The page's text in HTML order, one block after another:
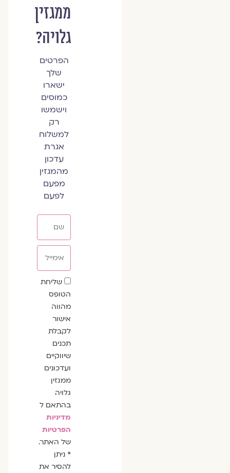
ממגזין
גלויה?
הפרטים
שלך
ישארו
כמוסים
וישמשו
רק
למשלוח
אגרת
עדכון
מהמגזין
מפעם
לפעם
שדה
הסכמה
שליחת
הטופס
מהווה
אישור
לקבלת
תכנים
שיווקיים
ועדכונים
ממגזין
גלויה
בהתאם ל
מדיניות
הפרטיות
של האתר.
* ניתן
להסיר את